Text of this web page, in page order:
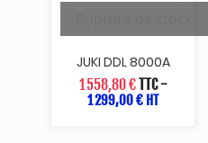
JUKI DDL 8000A
1 558,80 €TTC-
1 299,00 € HT